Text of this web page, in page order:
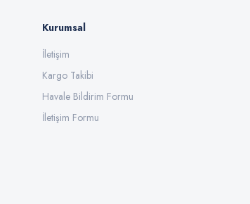
Kurumsal
İletişim
Kargo Takibi
Havale Bildirim Formu
İletişim Formu